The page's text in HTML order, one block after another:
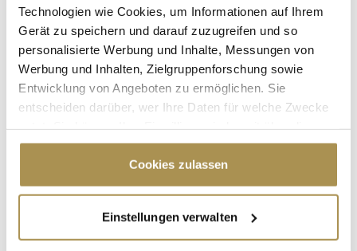
Technologien wie Cookies, um Informationen auf Ihrem
Gerät zu speichern und darauf zuzugreifen und so
personalisierte Werbung und Inhalte, Messungen von
Werbung und Inhalten, Zielgruppenforschung sowie
Entwicklung von Angeboten zu ermöglichen. Sie
entscheiden darüber, wer Ihre Daten für welche Zwecke
Cookie-Erklärung oder durch Klicken auf das Privacy
Trigger Symbol ändern oder widerrufen
Informationen über Ihre geografische Lage
erfassen, welche bis auf einige Meter genau sein
Cookies zulassen
Einstellungen verwalten